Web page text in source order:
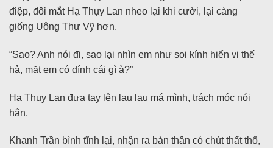
điệp, đôi mắt Hạ Thụy Lan nheo lại khi cười, lại càng
giống Uông Thư Vỹ hơn.
“Sao? Anh nói đi, sao lại nhìn em như soi kính hiển vi thế
hả, mặt em có dính cái gì à?”
Hạ Thụy Lan đưa tay lên lau lau má mình, trách móc nói
hắn.
Khanh Trần bình tĩnh lại, nhận ra bản thân có chút thất thố,